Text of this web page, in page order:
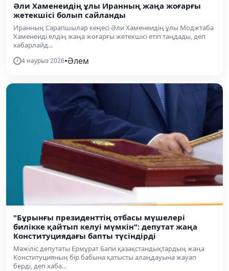
Әли Хаменеидің ұлы Иранның жаңа жоғарғы
жетекшісі болып сайланды
Иранның Сарапшылар кеңесі Әли Хаменеидің ұлы Моджтаба
Хаменеиді елдің жаңа жоғарғы жетекшісі етіп таңдады, деп
хабарлайд...
4 наурыз 2026•Әлем
"Бұрынғы президенттің отбасы мүшелері
билікке қайтып келуі мүмкін": депутат жаңа
Конституциядағы бапты түсіндірді
Мәжіліс депутаты Ермұрат Бапи қазақстандықтардың жаңа
Конституцияның бір бабына қатысты алаңдауына жауап
берді, деп хаба...